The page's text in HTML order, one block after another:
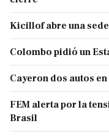
Kicillof abre una sede
Colombo pidió un
Cayeron dos autos
FEM alerta por la
Brasil